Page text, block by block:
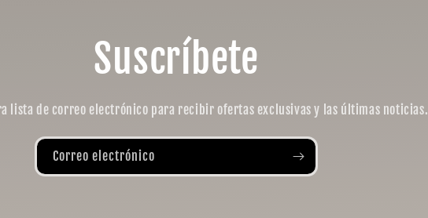
Suscríbete
lista de correo electrónico para recibir ofertas exclusivas y las últimas noticias.
Correo electrónico